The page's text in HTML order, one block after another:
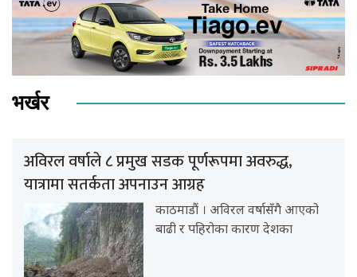
भर्खर
अविरल वर्षाले ८ प्रमुख सडक पूर्णरूपमा अवरुद्ध,
यात्रामा सतर्कता अपनाउन आग्रह
काठमाडौं । अविरल वर्षासँगै आएको
बाढी र पहिरोका कारण देशका